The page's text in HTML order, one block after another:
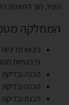
העיר, תוך התאמת
המחלקה
גיבוש
פי הנחיות
הכנה ובדיקת
הכנה
הכנת ובדיקת